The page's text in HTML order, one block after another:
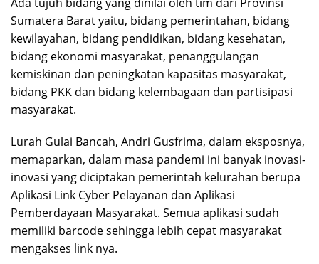
Sumatera Barat yaitu, bidang pemerintahan, bidang
kewilayahan, bidang pendidikan, bidang kesehatan,
bidang ekonomi masyarakat, penanggulangan
kemiskinan dan peningkatan kapasitas masyarakat,
bidang PKK dan bidang kelembagaan dan partisipasi
masyarakat.
Lurah Gulai Bancah, Andri Gusfrima, dalam eksposnya,
memaparkan, dalam masa pandemi ini banyak inovasi-
inovasi yang diciptakan pemerintah kelurahan berupa
Aplikasi Link Cyber Pelayanan dan Aplikasi
Pemberdayaan Masyarakat. Semua aplikasi sudah
memiliki barcode sehingga lebih cepat masyarakat
mengakses link nya.